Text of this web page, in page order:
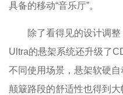
具备的移动“音乐厅”。
除了看得见的设计调
Ultra的悬架系统还升级了
不同使用场景，悬架软硬
颠簸路段的舒适性也得到大